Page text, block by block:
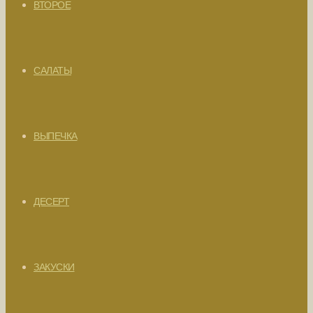
ВТОРОЕ
САЛАТЫ
ВЫПЕЧКА
ДЕСЕРТ
ЗАКУСКИ